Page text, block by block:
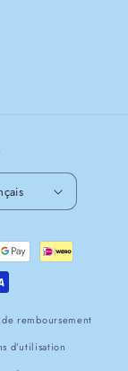
remboursement
d’utilisation